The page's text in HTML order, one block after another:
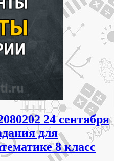
24 сентября
для
8 класс